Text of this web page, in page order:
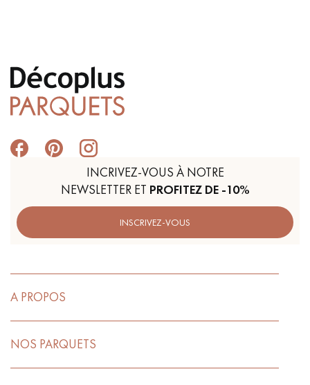
INCRIVEZ-VOUS À NOTRE
NEWSLETTER ET PROFITEZ DE -10%
INSCRIVEZ-VOUS
A PROPOS
NOS PARQUETS